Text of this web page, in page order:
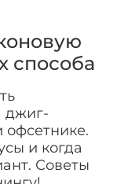
способа
джиг-
офсетнике.
и когда
Советы